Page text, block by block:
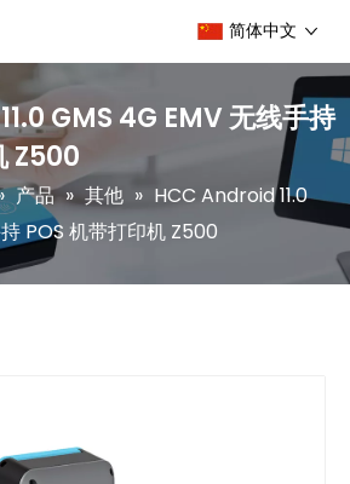
简体中文
GMS 4G EMV 无线手持
Z500
产品 » 其他 » HCC Android 11.0
POS 机带打印机 Z500